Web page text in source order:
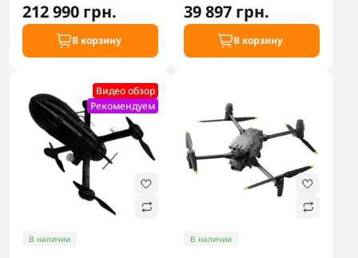
212 990 грн.
В корзину
39 897 грн.
В корзину
Видео обзор
Рекомендуем
В наличии В наличии